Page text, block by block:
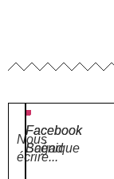
Nous
écrire...
Facebook
Bagad
Facebook
Scénique